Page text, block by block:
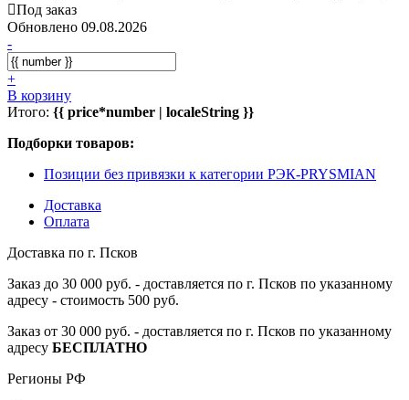
Под заказ
Обновлено 09.08.2026
-
+
В корзину
Итого: {{ price*number | localeString }}
Подборки товаров:
Позиции без привязки к категории РЭК-PRYSMIAN
Доставка
Оплата
Доставка по г. Псков
Заказ до 30 000 руб. - доставляется по г. Псков по указанному
адресу - стоимость 500 руб.
Заказ от 30 000 руб. - доставляется по г. Псков по указанному
адресу БЕСПЛАТНО
Регионы РФ